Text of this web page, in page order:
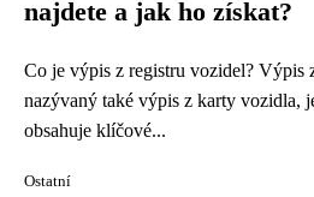
najdete a jak ho získat?
Co je výpis z registru vozidel? Výpis
nazývaný také výpis z karty vozidla,
obsahuje klíčové...
Ostatní